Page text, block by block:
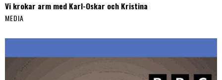
Vi krokar arm med Karl-Oskar och Kristina
MEDIA